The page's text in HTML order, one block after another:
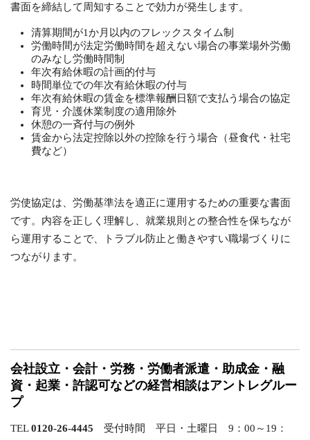
書面を締結して周知することで効力が発生します。
清算期間が1か月以内のフレックスタイム制
労働時間が法定労働時間を超えない場合の事業場外労働
のみなし労働時間制
年次有給休暇の計画的付与
時間単位での年次有給休暇の付与
年次有給休暇の賃金を標準報酬日額で支払う場合の協定
育児・介護休業制度の適用除外
休憩の一斉付与の例外
賃金から法定控除以外の控除を行う場合（昼食代・社宅
費など）
労使協定は、労働基準法を適正に運用するための重要な書面
です。内容を正しく理解し、就業規則との整合性を保ちなが
ら運用することで、トラブル防止と働きやすい職場づくりに
つながります。
会社設立・会計・労務・労働者派遣・助成金・融
資・起業・許認可などの経営相談はアントレグルー
プ
TEL0120-26-4445 受付時間 平日・土曜日 9：00～19：